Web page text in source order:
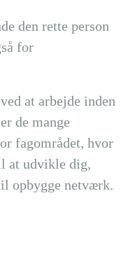
den rette person
for
at arbejde inden
de mange
fagområdet, hvor
at udvikle dig,
opbygge netværk.